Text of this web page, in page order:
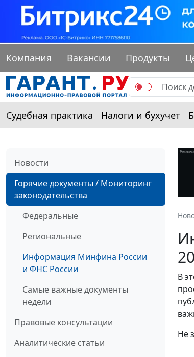
Компания Вакансии Продукты
Судебная практика Налоги и бухучет
Новости
Горячие документы / Мониторинг
законодательства
Федеральные
Региональные
Информация Минфина России
и ФНС России
Самые важные документы
недели
Правовые консультации
Аналитические статьи
В
Не